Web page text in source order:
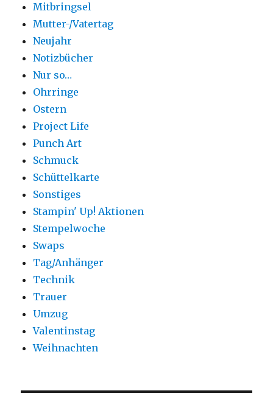
Mitbringsel
Mutter-/Vatertag
Neujahr
Notizbücher
Nur so…
Ohrringe
Ostern
Project Life
Punch Art
Schmuck
Schüttelkarte
Sonstiges
Stampin' Up! Aktionen
Stempelwoche
Swaps
Tag/Anhänger
Technik
Trauer
Umzug
Valentinstag
Weihnachten